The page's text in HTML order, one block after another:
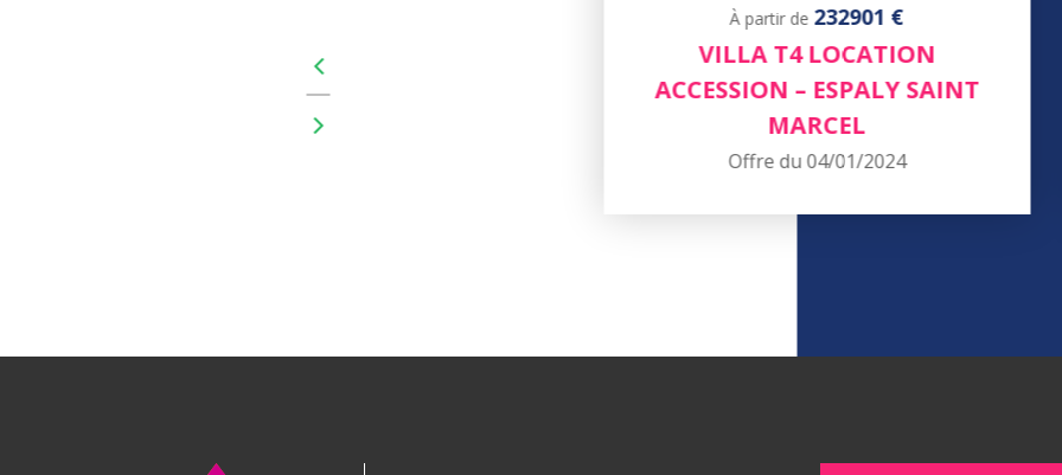
À partir de 232901 €
VILLA T4 LOCATION
ACCESSION – ESPALY SAINT
MARCEL
Offre du 04/01/2024